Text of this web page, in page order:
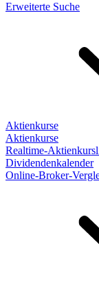
Erweiterte Suche
Aktienkurse
Aktienkurse
Realtime-
Dividendenkalender
Online-Broker-